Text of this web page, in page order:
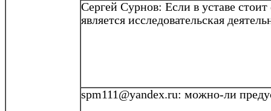
Сергей Сурнов: Если в уставе
является исследовательская
spm111@yandex.ru: можно-ли